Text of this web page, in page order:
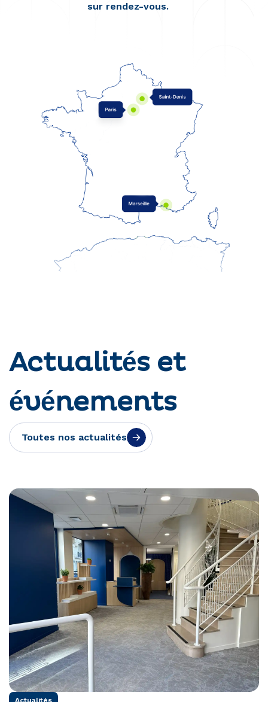
sur rendez-vous.
Actualités et
événements
Toutes nos actualités